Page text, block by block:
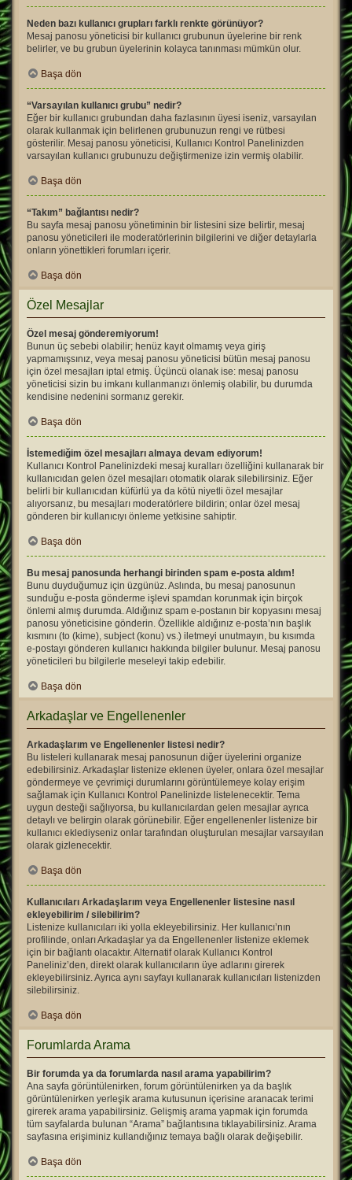
Neden bazı kullanıcı grupları farklı renkte görünüyor?
Mesaj panosu yöneticisi bir kullanıcı grubunun üyelerine bir renk
belirler, ve bu grubun üyelerinin kolayca tanınması mümkün olur.
Başa dön
“Varsayılan kullanıcı grubu” nedir?
Eğer bir kullanıcı grubundan daha fazlasının üyesi iseniz, varsayılan
olarak kullanmak için belirlenen grubunuzun rengi ve rütbesi
gösterilir. Mesaj panosu yöneticisi, Kullanıcı Kontrol Panelinizden
varsayılan kullanıcı grubunuzu değiştirmenize izin vermiş olabilir.
Başa dön
“Takım” bağlantısı nedir?
Bu sayfa mesaj panosu yönetiminin bir listesini size belirtir, mesaj
panosu yöneticileri ile moderatörlerinin bilgilerini ve diğer detaylarla
onların yönettikleri forumları içerir.
Başa dön
Özel Mesajlar
Özel mesaj gönderemiyorum!
Bunun üç sebebi olabilir; henüz kayıt olmamış veya giriş
yapmamışsınız, veya mesaj panosu yöneticisi bütün mesaj panosu
için özel mesajları iptal etmiş. Üçüncü olanak ise: mesaj panosu
yöneticisi sizin bu imkanı kullanmanızı önlemiş olabilir, bu durumda
kendisine nedenini sormanız gerekir.
Başa dön
İstemediğim özel mesajları almaya devam ediyorum!
Kullanıcı Kontrol Panelinizdeki mesaj kuralları özelliğini kullanarak bir
kullanıcıdan gelen özel mesajları otomatik olarak silebilirsiniz. Eğer
belirli bir kullanıcıdan küfürlü ya da kötü niyetli özel mesajlar
alıyorsanız, bu mesajları moderatörlere bildirin; onlar özel mesaj
gönderen bir kullanıcıyı önleme yetkisine sahiptir.
Başa dön
Bu mesaj panosunda herhangi birinden spam e-posta aldım!
Bunu duyduğumuz için üzgünüz. Aslında, bu mesaj panosunun
sunduğu e-posta gönderme işlevi spamdan korunmak için birçok
önlemi almış durumda. Aldığınız spam e-postanın bir kopyasını mesaj
panosu yöneticisine gönderin. Özellikle aldığınız e-posta’nın başlık
kısmını (to (kime), subject (konu) vs.) iletmeyi unutmayın, bu kısımda
e-postayı gönderen kullanıcı hakkında bilgiler bulunur. Mesaj panosu
yöneticileri bu bilgilerle meseleyi takip edebilir.
Başa dön
Arkadaşlar ve Engellenenler
Arkadaşlarım ve Engellenenler listesi nedir?
Bu listeleri kullanarak mesaj panosunun diğer üyelerini organize
edebilirsiniz. Arkadaşlar listenize eklenen üyeler, onlara özel mesajlar
göndermeye ve çevrimiçi durumlarını görüntülemeye kolay erişim
sağlamak için Kullanıcı Kontrol Panelinizde listelenecektir. Tema
uygun desteği sağlıyorsa, bu kullanıcılardan gelen mesajlar ayrıca
detaylı ve belirgin olarak görünebilir. Eğer engellenenler listenize bir
kullanıcı eklediyseniz onlar tarafından oluşturulan mesajlar varsayılan
olarak gizlenecektir.
Başa dön
Kullanıcıları Arkadaşlarım veya Engellenenler listesine nasıl
ekleyebilirim / silebilirim?
Listenize kullanıcıları iki yolla ekleyebilirsiniz. Her kullanıcı’nın
profilinde, onları Arkadaşlar ya da Engellenenler listenize eklemek
için bir bağlantı olacaktır. Alternatif olarak Kullanıcı Kontrol
Paneliniz’den, direkt olarak kullanıcıların üye adlarını girerek
ekleyebilirsiniz. Ayrıca aynı sayfayı kullanarak kullanıcıları listenizden
silebilirsiniz.
Başa dön
Forumlarda Arama
Bir forumda ya da forumlarda nasıl arama yapabilirim?
Ana sayfa görüntülenirken, forum görüntülenirken ya da başlık
görüntülenirken yerleşik arama kutusunun içerisine aranacak terimi
girerek arama yapabilirsiniz. Gelişmiş arama yapmak için forumda
tüm sayfalarda bulunan “Arama” bağlantısına tıklayabilirsiniz. Arama
sayfasına erişiminiz kullandığınız temaya bağlı olarak değişebilir.
Başa dön